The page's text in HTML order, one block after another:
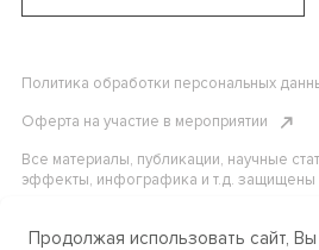
Политика обработки персональных
Оферта на участие в мероприятии
Все материалы, публикации, научные
эффекты, инфографика и т.д. защищены
американским и международным
материалов без письменного
Продолжая использовать сайт,